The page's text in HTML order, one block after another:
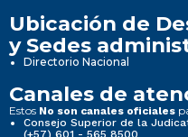
Ubicación de
y Sedes
Directorio Nacional
Canales de
Estos No son canales oficiales
Consejo Superior de la
(+57) 601 - 565 8500